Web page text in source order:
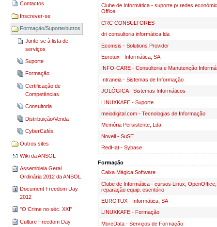
Contactos
Inscrever-se
Formação/Suporte/outros
Junte-se à lista de
serviços
Suporte
Formação
Certificação de
Competências
Consultoria
Distribuição/Venda
CyberCafés
Outros sites
Wiki da ANSOL
Assembleia Geral
Ordinária 2012 da ANSOL
Document Freedom Day
2012
"O Crime no séc. XXI"
Culture Freedom Day
Clube de Informática - suporte p/ redes
Office
CRC CONSULTORES
dri consultoria informática lda
Ecomsis - Solutions Provider
Eurotux - Informática, SA
INFO-CARE - Consultoria e Manutenção
Intraneia - Sistemas de Informação
JOLÓGICA - Sistemas Informáticos
LINUXKAFE - Suporte
meiodigital.com - Tecnologias de Informação
Memória Persistente, Lda.
Novell - SuSE
RedHat - Sybase
Formação
Caixa Mágica Software
Clube de Informática - cursos Linux,
reparação equip. escritório
EUROTUX - Informática, SA
LINUXKAFE - Formação
MoreData - Serviços de Formação